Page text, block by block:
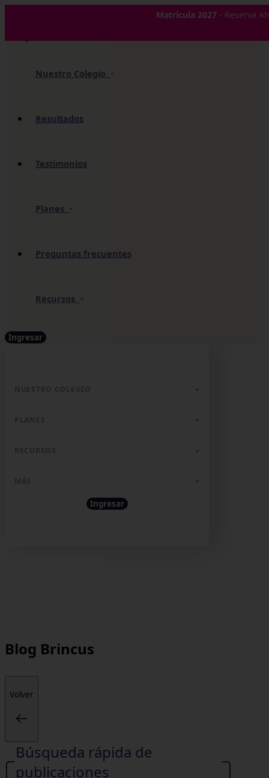
Matrícula 2027- Reserva
Nuestro Colegio
Resultados
Testimonios
Planes
Preguntas frecuentes
Recursos
Ingresar
✕
Ingresar
Blog Brincus
Volver
Búsqueda rápida de
publicaciones